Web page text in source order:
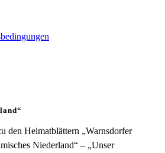
den Heimatblättern „Warnsdorfer
Niederland“ – „Unser